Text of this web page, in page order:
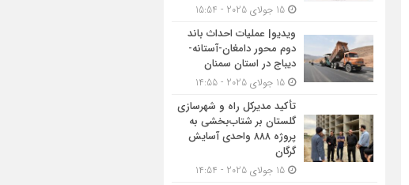
ویدیو| عملیات احداث باند
دوم محور دامغان-آستانه-
دیباج در استان سمنان
تأکید مدیرکل راه و شهرسازی
گلستان بر شتاب‌بخشی به
پروژه ۸۸۸ واحدی آسایش
گرگان